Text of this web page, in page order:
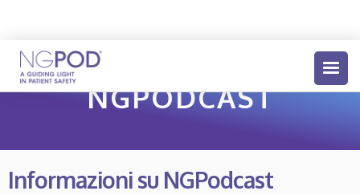
NGPODCAST
Informazioni su NGPodcast